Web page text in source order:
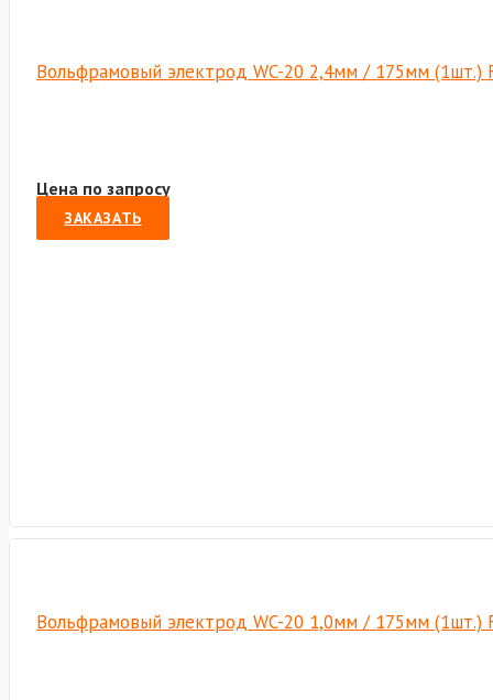
Вольфрамовый электрод WC-20 2,4мм / 175мм (1шт.)
Цена по запросу
ЗАКАЗАТЬ
Вольфрамовый электрод WC-20 1,0мм / 175мм (1шт.)